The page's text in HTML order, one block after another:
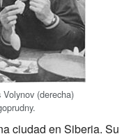
(derecha)
ciudad en Siberia. Su